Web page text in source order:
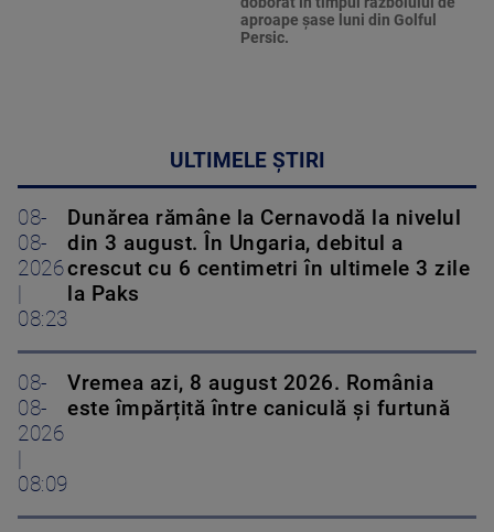
aproape şase luni din Golful
Persic.
ULTIMELE ȘTIRI
08-
08-
2026
08:23
Dunărea rămâne la Cernavodă la nivelul
din 3 august. În Ungaria, debitul a
crescut cu 6 centimetri în ultimele 3 zile
la Paks
08-
08-
2026
08:09
Vremea azi, 8 august 2026. România
este împărțită între caniculă și furtună